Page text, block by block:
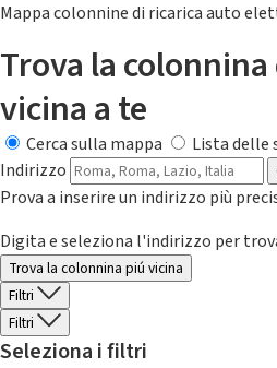
Mappa colonnine di ricarica auto
Trova la
vicina a te
Cerca sulla mappa
Lista delle
Indirizzo
Prova a inserire un indirizzo più
Digita e seleziona l'indirizzo per
Trova la colonnina piú vicina
Filtri
Filtri
Seleziona i filtri